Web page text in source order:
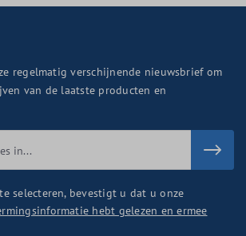
regelmatig verschijnende nieuwsbrief om
van de laatste producten en
selecteren, bevestigt u dat u onze
hebt gelezen en ermee